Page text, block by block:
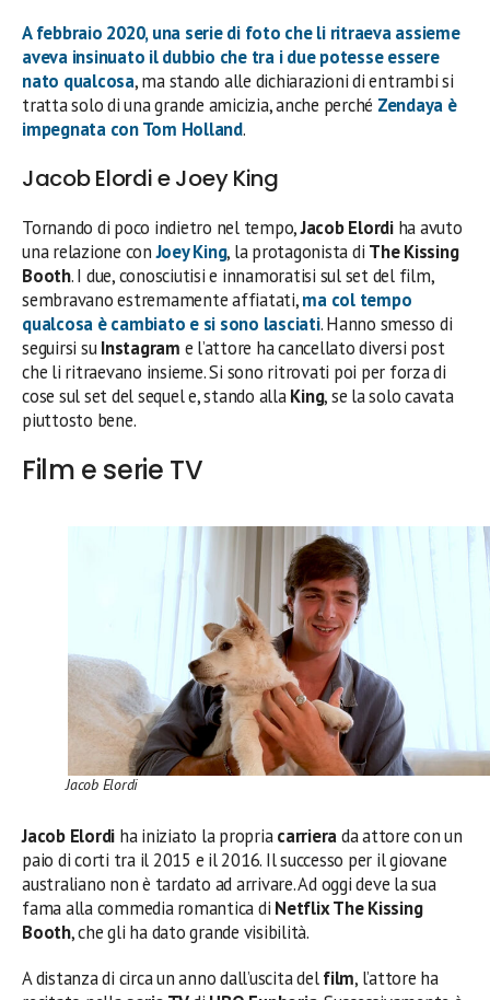
A febbraio 2020, una serie di foto che li ritraeva assieme
aveva insinuato il dubbio che tra i due potesse essere
nato qualcosa, ma stando alle dichiarazioni di entrambi si
tratta solo di una grande amicizia, anche perché Zendaya è
impegnata con Tom Holland.
Jacob Elordi e Joey King
Tornando di poco indietro nel tempo,Jacob Elordi ha avuto
una relazione conJoey King, la protagonista di The Kissing
Booth. I due, conosciutisi e innamoratisi sul set del film,
sembravano estremamente affiatati,ma col tempo
qualcosa è cambiato e si sono lasciati. Hanno smesso di
seguirsi suInstagram e l’attore ha cancellato diversi post
che li ritraevano insieme. Si sono ritrovati poi per forza di
cose sul set del sequel e, stando allaKing, se la solo cavata
piuttosto bene.
Film e serie TV
Jacob Elordi
Jacob Elordi ha iniziato la propriacarrierada attore con un
paio di corti tra il 2015 e il 2016. Il successo per il giovane
australiano non è tardato ad arrivare. Ad oggi deve la sua
fama alla commedia romantica di Netflix The Kissing
Booth, che gli ha dato grande visibilità.
A distanza di circa un anno dall’uscita delfilm, l’attore ha